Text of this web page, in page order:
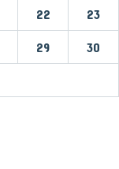
22 23
29 30